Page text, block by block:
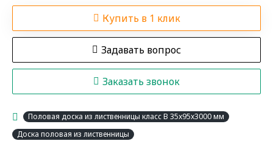
Купить в 1 клик
Задавать вопрос
Заказать звонок
Половая доска из лиственницы класс В 35x95x3000 мм
Доска половая из лиственницы